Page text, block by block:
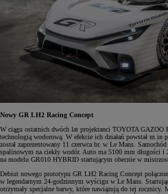
Nowy GR LH2 Racing Concept
W ciągu ostatnich dwóch lat projektanci TOYOTA GAZOO
technologią wodorową. W efekcie ich działań powstał
został zaprezentowany 11 czerwca br. w Le Mans.
spalinowym na ciekły wodór. Auto ma 5100 mm długości
na modelu GR010 HYBRID startującym obecnie w
Debiut nowego prototypu GR LH2 Racing Concept
w legendarnym 24-godzinnym wyścigu w Le Mans.
otrzymały specjalne barwy, które nawiązują do tej